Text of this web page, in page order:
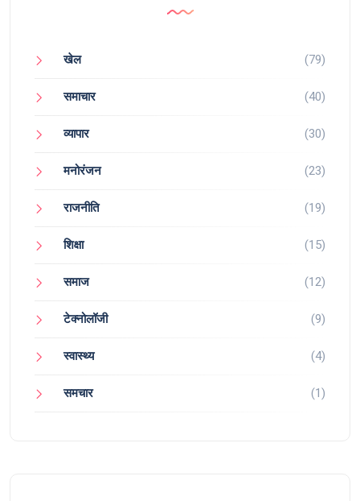
खेल (79)
समाचार (40)
व्यापार (30)
मनोरंजन (23)
राजनीति (19)
शिक्षा (15)
समाज (12)
टेक्नोलॉजी (9)
स्वास्थ्य (4)
समचार (1)